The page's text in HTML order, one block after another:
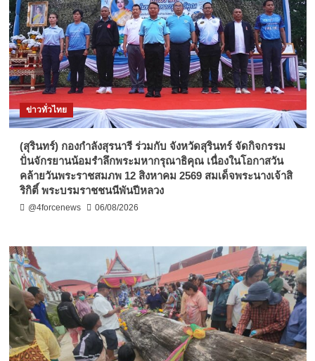
ข่าวทั่วไทย
(สุรินทร์) กองกำลังสุรนารี ร่วมกับ จังหวัดสุรินทร์ จัดกิจกรรม
ปั่นจักรยานน้อมรำลึกพระมหากรุณาธิคุณ เนื่องในโอกาสวัน
คล้ายวันพระราชสมภพ 12 สิงหาคม 2569 สมเด็จพระนางเจ้าสิ
ริกิติ์ พระบรมราชชนนีพันปีหลวง
@4forcenews 06/08/2026